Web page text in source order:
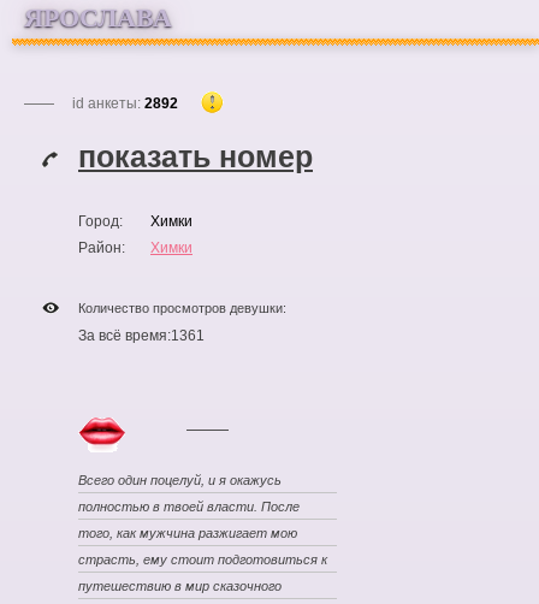
ЯРОСЛАВА
id анкеты: 2892
показать номер
Город:
Химки
Район:
Химки
Количество просмотров девушки:
За всё время:1361
Всего один поцелуй, и я окажусь
полностью в твоей власти. После
того, как мужчина разжигает мою
страсть, ему стоит подготовиться к
путешествию в мир сказочного